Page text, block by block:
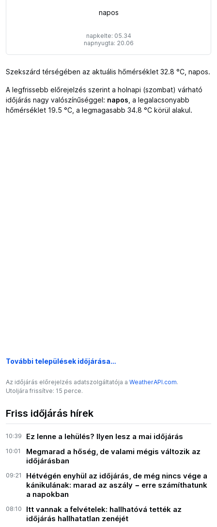
napos
napkelte: 05.34
napnyugta: 20.06
Szekszárd térségében az aktuális hőmérséklet 32.8 °C, napos.
A legfrissebb előrejelzés szerint a holnapi (szombat) várható
időjárás nagy valószínűséggel: napos , a legalacsonyabb
hőmérséklet 19.5 °C, a legmagasabb 34.8 °C körül alakul.
További települések időjárása…
Az időjárás előrejelzés adatszolgáltatója a WeatherAPI.com.
Utoljára frissítve: 15 perce.
Friss időjárás hírek
10:39 Ez lenne a lehülés? Ilyen lesz a mai időjárás
10:01
Megmarad a hőség, de valami mégis változik az
időjárásban
09:21
Hétvégén enyhül az időjárás, de még nincs vége a
kánikulának: marad az aszály − erre számíthatunk
a napokban
08:10
Itt vannak a felvételek: hallhatóvá tették az
időjárás hallhatatlan zenéjét